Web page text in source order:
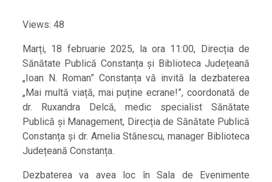
Views: 48
Marți, 18 februarie 2025, la ora 11:00, Direcția de
Sănătate Publică Constanța și Biblioteca Județeană
„Ioan N. Roman” Constanța vă invită la dezbaterea
„Mai multă viață, mai puține ecrane!”, coordonată de
dr. Ruxandra Delcă, medic specialist Sănătate
Publică și Management, Direcția de Sănătate Publică
Constanța și dr. Amelia Stănescu, manager Biblioteca
Județeană Constanța.
Dezbaterea va avea loc în Sala de Evenimente